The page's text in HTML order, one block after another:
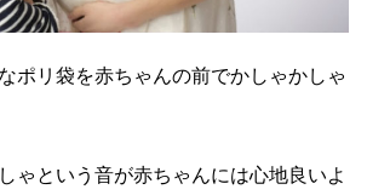
ポリ袋を赤ちゃんの前でかしゃかしゃ
ゃという音が赤ちゃんには心地良いよ